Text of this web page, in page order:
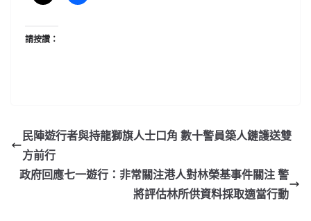
請按讚：
民陣遊行者與持龍獅旗人士口角 數十警員築人鏈護送雙
方前行
政府回應七一遊行：非常關注港人對林榮基事件關注 警
將評估林所供資料採取適當行動